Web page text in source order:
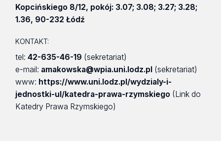
Kopcińskiego 8/12, pokój: 3.07; 3.08; 3.27; 3.28;
1.36, 90-232 Łódź
KONTAKT:
tel:42-635-46-19 (sekretariat)
e-mail: amakowska@wpia.uni.lodz.pl (sekretariat)
www: https://www.uni.lodz.pl/wydzialy-i-
jednostki-ul/katedra-prawa-rzymskiego (Link do
Katedry Prawa Rzymskiego)